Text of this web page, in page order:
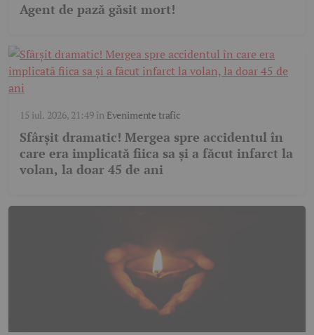
Agent de pază găsit mort!
15 iul. 2026, 21:49în Evenimente trafic
Sfârșit dramatic! Mergea spre accidentul în
care era implicată fiica sa și a făcut infarct la
volan, la doar 45 de ani